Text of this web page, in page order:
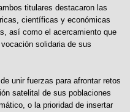
titulares destacaron las
científicas y económicas
así como el acercamiento que
solidaria de sus
unir fuerzas para afrontar retos
satelital de sus poblaciones
o la prioridad de insertar